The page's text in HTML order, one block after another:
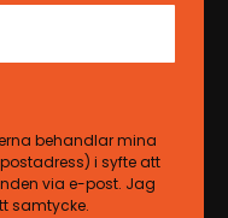
behandlar mina
i syfte att
via e-post. Jag
samtycke.